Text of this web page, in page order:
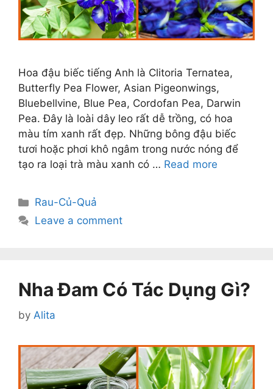
Hoa đậu biếc tiếng Anh là Clitoria Ternatea,
Butterfly Pea Flower, Asian Pigeonwings,
Bluebellvine, Blue Pea, Cordofan Pea, Darwin
Pea. Đây là loài dây leo rất dễ trồng, có hoa
màu tím xanh rất đẹp. Những bông đậu biếc
tươi hoặc phơi khô ngâm trong nước nóng để
tạo ra loại trà màu xanh có … Read more
Categories
Rau-Củ-Quả
Leave a comment
Nha Đam Có Tác Dụng Gì?
by Alita